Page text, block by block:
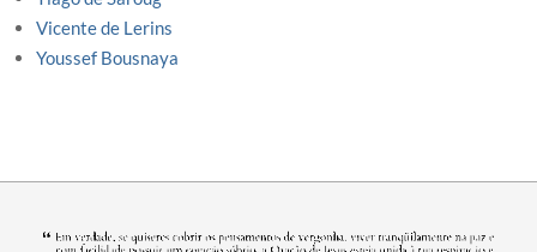
Vicente de Lerins
Youssef Bousnaya